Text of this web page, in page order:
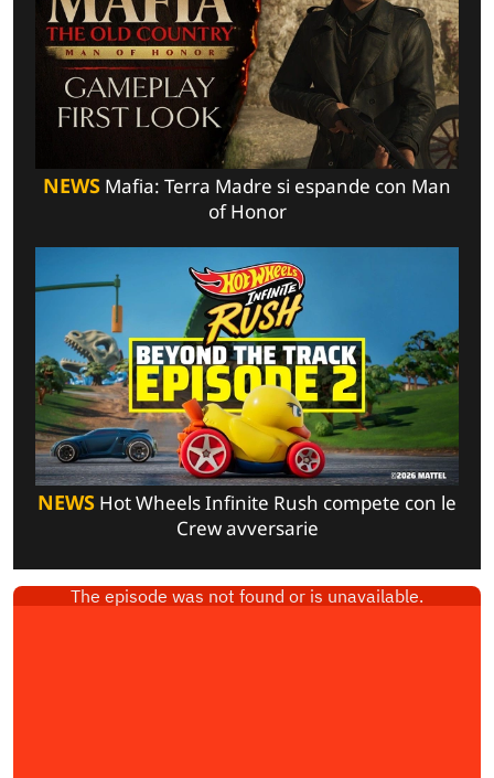
NEWS Mafia: Terra Madre si espande con Man
of Honor
NEWS Hot Wheels Infinite Rush compete con le
Crew avversarie